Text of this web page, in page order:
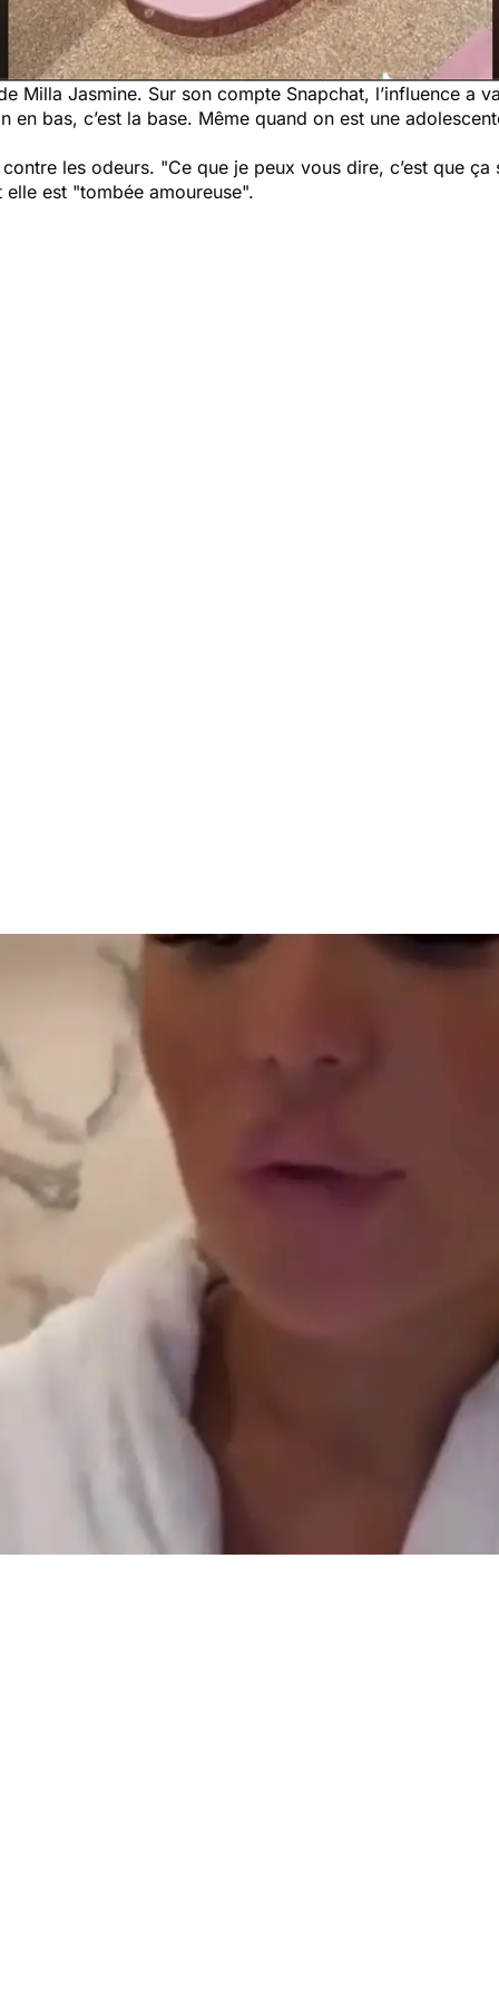
Milla Jasmine. Sur son compte Snapchat, l’influence a
en bas, c’est la base. Même quand on est une
les odeurs. "Ce que je peux vous dire, c’est que
est "tombée amoureuse".